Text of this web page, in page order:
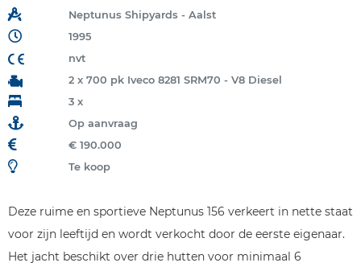
Neptunus Shipyards - Aalst
1995
nvt
2 x 700 pk Iveco 8281 SRM70 - V8 Diesel
3 x
Op aanvraag
€ 190.000
Te koop
Deze ruime en sportieve Neptunus 156 verkeert in nette staat
voor zijn leeftijd en wordt verkocht door de eerste eigenaar.
Het jacht beschikt over drie hutten voor minimaal 6